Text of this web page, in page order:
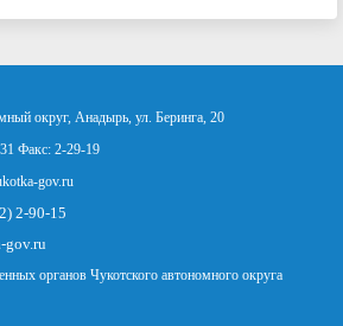
округ, Анадырь, ул. Беринга, 20
Факс: 2-29-19
gov.ru
2-90-15
gov.ru
органов Чукотского автономного округа